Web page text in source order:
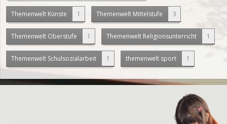
Themenwelt Künste 1 Themenwelt Mittelstufe 3
Themenwelt Oberstufe 1 Themenwelt Religionsunterricht 1
Themenwelt Schulsozialarbeit 1 themenwelt sport 1